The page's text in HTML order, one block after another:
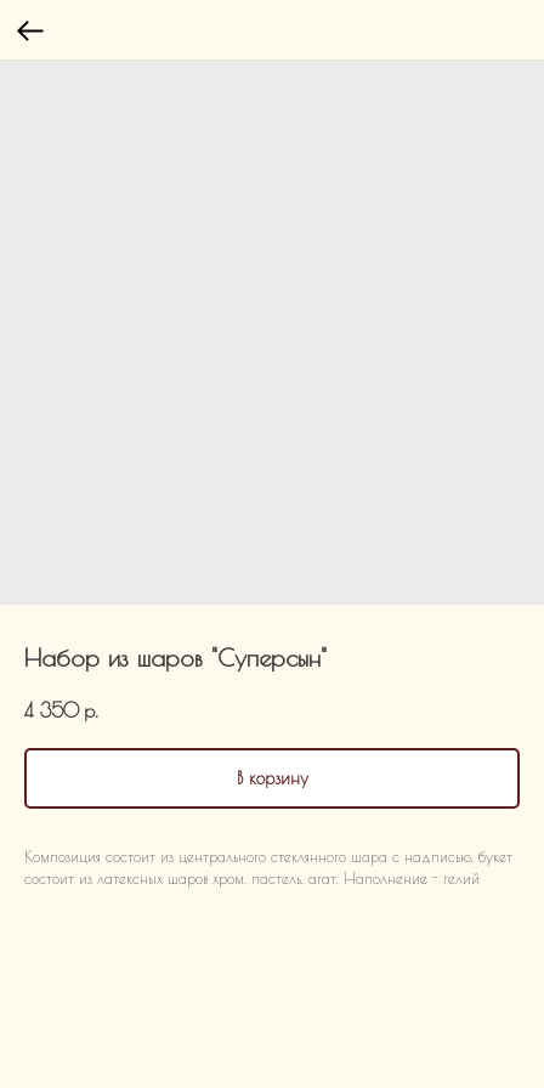
Набор из шаров "Суперсын"
4 350 р.
В корзину
Композиция состоит из центрального стеклянного шара с надписью, букет
состоит из латексных шаров хром, пастель, агат. Наполнение - гелий